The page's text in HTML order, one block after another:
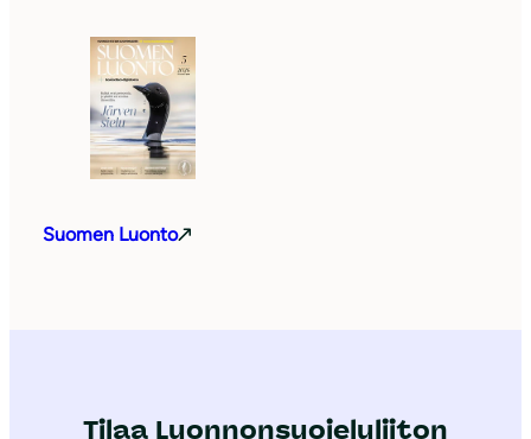
Suomen Luonto
Tilaa Luonnonsuojeluliiton